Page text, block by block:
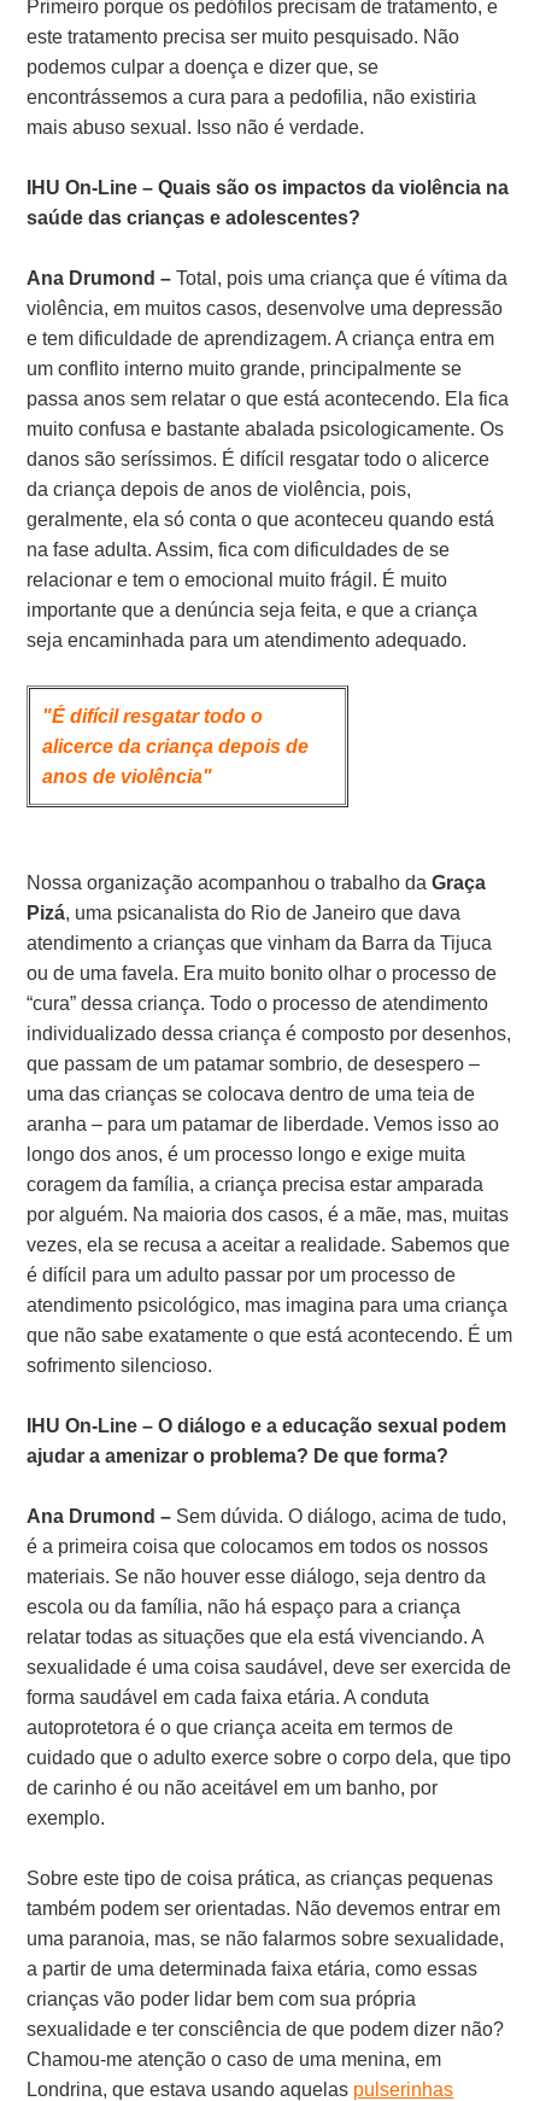
Primeiro porque os pedófilos precisam de tratamento, e
este tratamento precisa ser muito pesquisado. Não
podemos culpar a doença e dizer que, se
encontrássemos a cura para a pedofilia, não existiria
mais abuso sexual. Isso não é verdade.
IHU On-Line – Quais são os impactos da violência na
saúde das crianças e adolescentes?
Ana Drumond –Total, pois uma criança que é vítima da
violência, em muitos casos, desenvolve uma depressão
e tem dificuldade de aprendizagem. A criança entra em
um conflito interno muito grande, principalmente se
passa anos sem relatar o que está acontecendo. Ela fica
muito confusa e bastante abalada psicologicamente. Os
danos são seríssimos. É difícil resgatar todo o alicerce
da criança depois de anos de violência, pois,
geralmente, ela só conta o que aconteceu quando está
na fase adulta. Assim, fica com dificuldades de se
relacionar e tem o emocional muito frágil. É muito
importante que a denúncia seja feita, e que a criança
seja encaminhada para um atendimento adequado.
"É difícil resgatar todo o
alicerce da criança depois de
anos de violência"
Nossa organização acompanhou o trabalho daGraça
Pizá, uma psicanalista do Rio de Janeiro que dava
atendimento a crianças que vinham da Barra da Tijuca
ou de uma favela. Era muito bonito olhar o processo de
“cura” dessa criança. Todo o processo de atendimento
individualizado dessa criança é composto por desenhos,
que passam de um patamar sombrio, de desespero –
uma das crianças se colocava dentro de uma teia de
aranha – para um patamar de liberdade. Vemos isso ao
longo dos anos, é um processo longo e exige muita
coragem da família, a criança precisa estar amparada
por alguém. Na maioria dos casos, é a mãe, mas, muitas
vezes, ela se recusa a aceitar a realidade. Sabemos que
é difícil para um adulto passar por um processo de
atendimento psicológico, mas imagina para uma criança
que não sabe exatamente o que está acontecendo. É um
sofrimento silencioso.
IHU On-Line – O diálogo e a educação sexual podem
ajudar a amenizar o problema? De que forma?
Ana Drumond – Sem dúvida. O diálogo, acima de tudo,
é a primeira coisa que colocamos em todos os nossos
materiais. Se não houver esse diálogo, seja dentro da
escola ou da família, não há espaço para a criança
relatar todas as situações que ela está vivenciando. A
sexualidade é uma coisa saudável, deve ser exercida de
forma saudável em cada faixa etária. A conduta
autoprotetora é o que criança aceita em termos de
cuidado que o adulto exerce sobre o corpo dela, que tipo
de carinho é ou não aceitável em um banho, por
exemplo.
Sobre este tipo de coisa prática, as crianças pequenas
também podem ser orientadas. Não devemos entrar em
uma paranoia, mas, se não falarmos sobre sexualidade,
a partir de uma determinada faixa etária, como essas
crianças vão poder lidar bem com sua própria
sexualidade e ter consciência de que podem dizer não?
Chamou-me atenção o caso de uma menina, em
Londrina, que estava usando aquelas pulserinhas